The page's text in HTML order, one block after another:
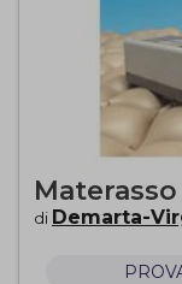
di Demarta-